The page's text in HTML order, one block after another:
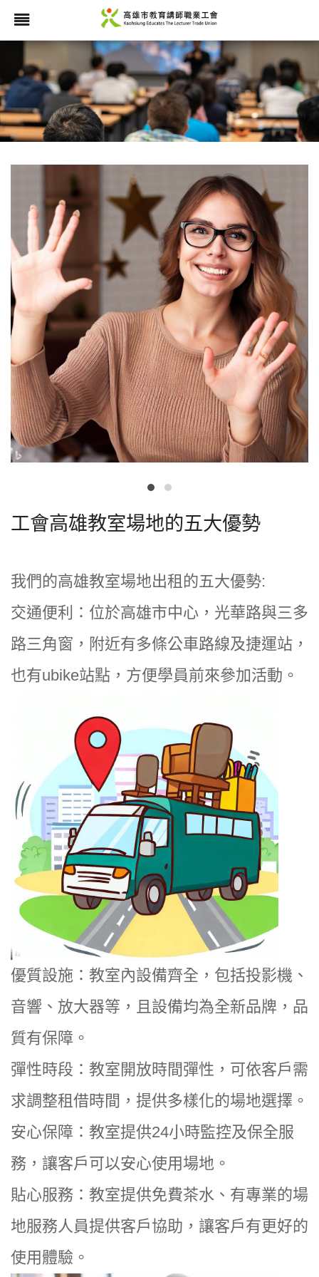
工會高雄教室場地的五大優勢
我們的高雄教室場地出租的五大優勢:
交通便利：位於高雄市中心，光華路與三多
路三角窗，附近有多條公車路線及捷運站，
也有ubike站點，方便學員前來參加活動。
優質設施：教室內設備齊全，包括投影機、
音響、放大器等，且設備均為全新品牌，品
質有保障。
彈性時段：教室開放時間彈性，可依客戶需
求調整租借時間，提供多樣化的場地選擇。
安心保障：教室提供24小時監控及保全服
務，讓客戶可以安心使用場地。
貼心服務：教室提供免費茶水、有專業的場
地服務人員提供客戶協助，讓客戶有更好的
使用體驗。